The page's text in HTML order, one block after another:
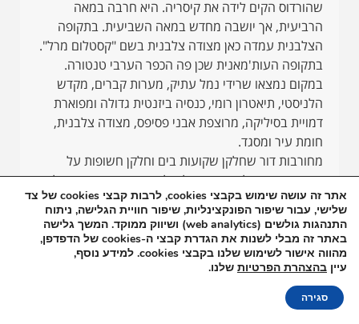
שהורדוס הקים לידה את קיסריה. היא חרבה במאה
הרביעית, אך יושבה מחדש במאה השביעית. בתקופה
הצלבנית עמדה כאן מצודה צלבנית בשם "קסטלום מרל".
בתקופה העות'מאנית שכן פה הכפר הערבי טנטורה.
במקום נמצאו שרידי נמל עתיק, מערות קברים, מקדש
הלניסטי, תיאטרון רומי, כנסיה ביזנטית גדולה ומפוארת
דמויית בסיליקה, מרוצפת אבני פסיפס, מצודה צלבנית,
חומת עיר ומסגד.
מחורבות דור שחלקן שקועות בים וחלקן חשופות על
החוף, נעבור אל מפרץ החול של חוף הרחצה וממנו אל
מגרש החניה – אל מוזיאון המזגגה. בכניסה לחניה, ישנו
בית ענק וישן בעל חזית גמלון משולשת, ובו מוזיאון
לעתיקות שהוצאו מהים. את הבניין הקים הברון אדמונד
דה רוטשילד בשנת 1891 כבית חרושת לבקבוקים
שהתכוון לייצר לצרכי היקב שלו בזכרון יעקב הסמוכה.
מנהל הפרוייקט היה אז כימאי צעיר – מאיר דיזנגוף. העסק
נכשל ודיזינגוף היה בסופו של דבר לראש העיר הראשון
אתר זה עושה שימוש בקבצי cookies, לרבות קבצי cookies של צד
שלישי, עבור שיפור הפונקצינליות, שיפור חוויית הגלישה, ניתוח
התנהגות גולשים (web analytics) ושיווק ממוקד. המשך גלישה
באתר זה מבלי לשנות את הגדרת קבצי ה-cookies של הדפדפן,
מהווה אישור לשימוש שלנו בקבצי cookies. למידע נוסף,
עיין בהצהרת הפרטיות שלנו.
סגירה